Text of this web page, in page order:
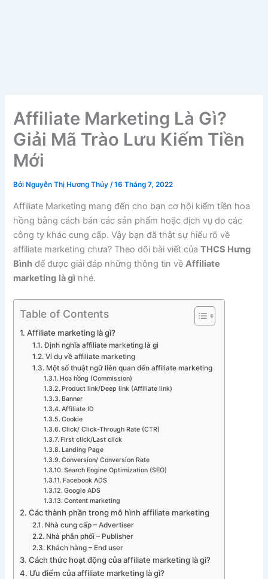
Affiliate Marketing Là Gì?
Giải Mã Trào Lưu Kiếm Tiền
Mới
Bởi Nguyễn Thị Hương Thủy/16 Tháng 7, 2022
Affiliate Marketing mang đến cho bạn cơ hội kiếm tiền hoa
hồng bằng cách bán các sản phẩm hoặc dịch vụ do các
công ty khác cung cấp. Vậy bạn đã thật sự hiểu rõ về
affiliate marketing chưa? Theo dõi bài viết củaTHCS Hưng
Bình để được giải đáp những thông tin vềAffiliate
marketing là gì nhé.
Table of Contents
Affiliate marketing là gì?
Định nghĩa affiliate marketing là gì
Ví dụ về affiliate marketing
Một số thuật ngữ liên quan đến affiliate marketing
Hoa hồng (Commission)
Product link/Deep link (Affiliate link)
Banner
Affiliate ID
Cookie
Click/ Click-Through Rate (CTR)
First click/Last click
Landing Page
Conversion/ Conversion Rate
Search Engine Optimization (SEO)
Facebook ADS
Google ADS
Content marketing
Các thành phần trong mô hình affiliate marketing
Nhà cung cấp – Advertiser
Nhà phân phối – Publisher
Khách hàng – End user
Cách thức hoạt động của affiliate marketing là gì?
Ưu điểm của affiliate marketing là gì?